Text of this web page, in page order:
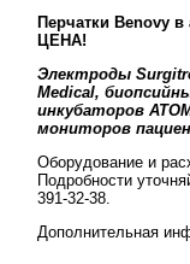
Перчатки Benovy
ЦЕНА!
Электроды
Medical,
инкубаторов
мониторов
Оборудование и
Подробности
391-32-38.
Дополнительная